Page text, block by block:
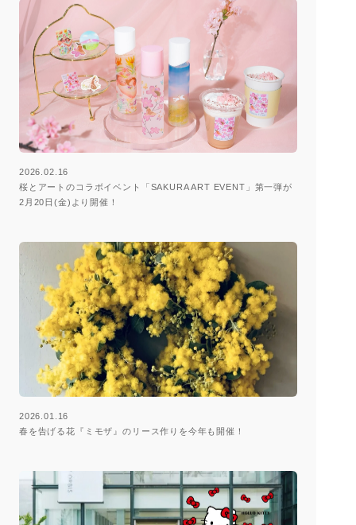
2026.02.16
桜とアートのコラボイベント「SAKURA ART EVENT」第一弾が
2月20日(金)より開催！
2026.01.16
春を告げる花『ミモザ』のリース作りを今年も開催！